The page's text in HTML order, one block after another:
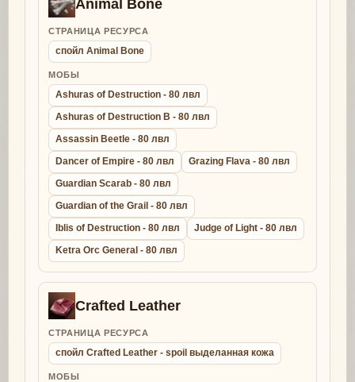
Animal Bone
СТРАНИЦА РЕСУРСА
спойл Animal Bone
МОБЫ
Ashuras of Destruction - 80 лвл
Ashuras of Destruction B - 80 лвл
Assassin Beetle - 80 лвл
Dancer of Empire - 80 лвл
Grazing Flava - 80 лвл
Guardian Scarab - 80 лвл
Guardian of the Grail - 80 лвл
Iblis of Destruction - 80 лвл
Judge of Light - 80 лвл
Ketra Orc General - 80 лвл
Crafted Leather
СТРАНИЦА РЕСУРСА
спойл Crafted Leather - spoil выделанная кожа
МОБЫ